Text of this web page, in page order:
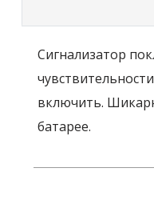
Сигнализатор
включить.
батарее.